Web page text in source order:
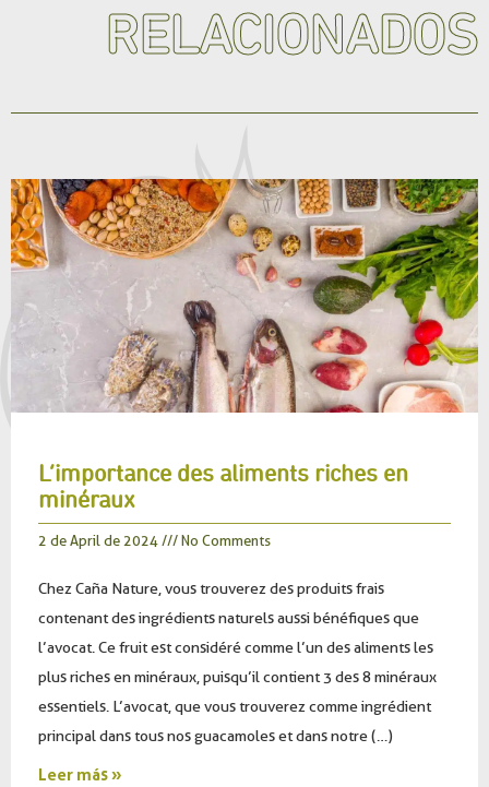
RELACIONADOS
L’importance des aliments riches en
minéraux
2 de April de 2024 No Comments
Chez Caña Nature, vous trouverez des produits frais
contenant des ingrédients naturels aussi bénéfiques que
l’avocat. Ce fruit est considéré comme l’un des aliments les
plus riches en minéraux, puisqu’il contient 3 des 8 minéraux
essentiels. L’avocat, que vous trouverez comme ingrédient
principal dans tous nos guacamoles et dans notre (…)
Leer más »